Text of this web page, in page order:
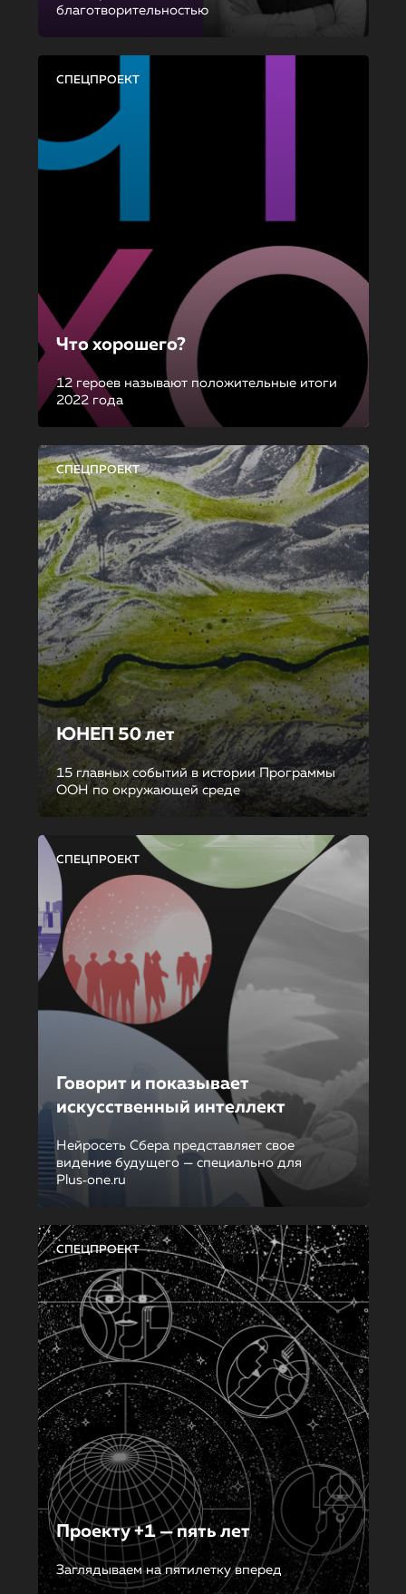
благотворительностью
СПЕЦПРОЕКТ
Что хорошего?
12 героев называют положительные итоги
2022 года
СПЕЦПРОЕКТ
ЮНЕП 50 лет
15 главных событий в истории Программы
ООН по окружающей среде
СПЕЦПРОЕКТ
Говорит и показывает
искусственный интеллект
Нейросеть Сбера представляет свое
видение будущего — специально для
Plus‑one.ru
СПЕЦПРОЕКТ
Проекту +1 — пять лет
Заглядываем на пятилетку вперед